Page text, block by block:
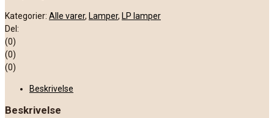
Kategorier: Alle varer, Lamper, LP lamper
Del:
(0)
(0)
(0)
Beskrivelse
Beskrivelse